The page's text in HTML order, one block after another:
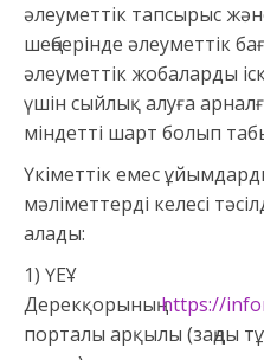
әлеуметтік тапсырыс
шеңберінде әлеуметтік
әлеуметтік жобаларды
үшін сыйлық алуға
міндетті шарт болып
Үкіметтік емес
мәліметтерді келесі
алады:
1) ҮЕҰ
Дерекқорыныңhttps://
порталы арқылы (заңды